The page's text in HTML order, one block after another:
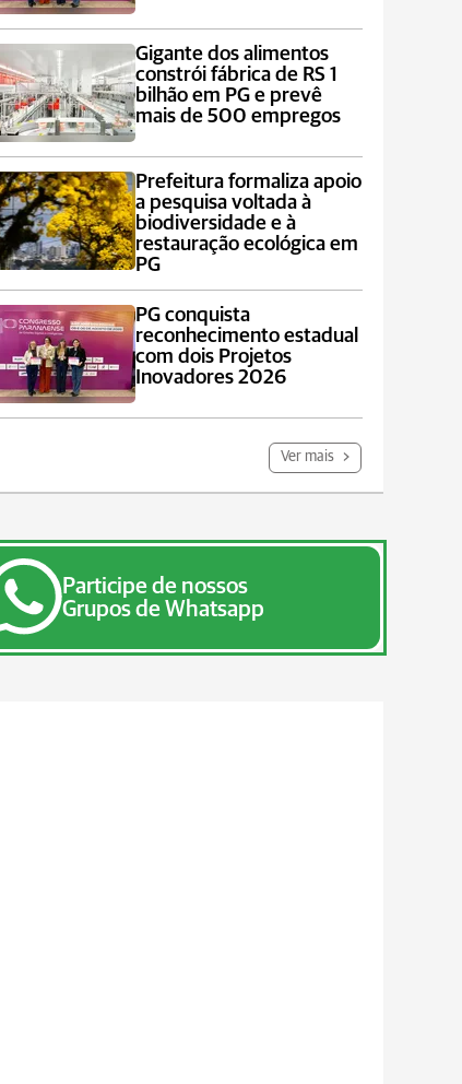
Gigante dos alimentos
constrói fábrica de RS 1
bilhão em PG e prevê
mais de 500 empregos
Prefeitura formaliza apoio
a pesquisa voltada à
biodiversidade e à
restauração ecológica em
PG
PG conquista
reconhecimento estadual
com dois Projetos
Inovadores 2026
Ver mais
Participe de nossos
Grupos de Whatsapp